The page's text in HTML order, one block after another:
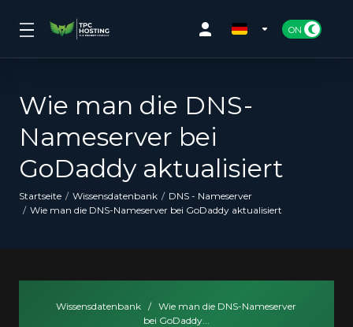
Wie man die DNS-
Nameserver bei
GoDaddy aktualisiert
Startseite Wissensdatenbank
DNS - Nameserver
Wie man die DNS-Nameserver bei GoDaddy aktualisiert
Wissensdatenbank / Wie man die DNS-Nameserver
bei GoDaddy...